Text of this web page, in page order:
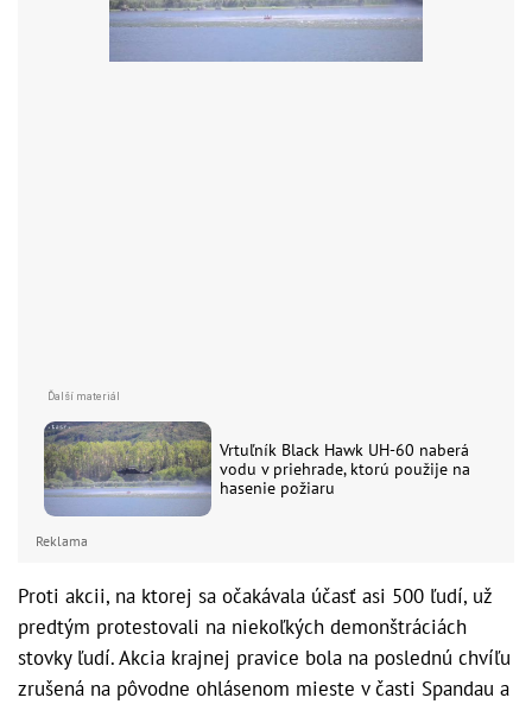
Vrtuľník Black Hawk UH-60 naberá
vodu v priehrade, ktorú použije na
hasenie požiaru
Reklama
Proti akcii, na ktorej sa očakávala účasť asi 500 ľudí, už
predtým protestovali na niekoľkých demonštráciách
stovky ľudí. Akcia krajnej pravice bola na poslednú chvíľu
zrušená na pôvodne ohlásenom mieste v časti Spandau a